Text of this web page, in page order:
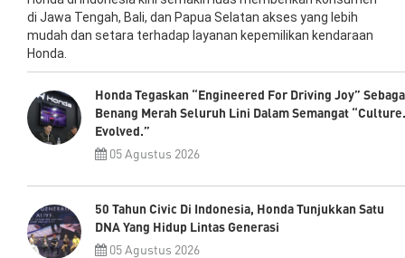
di Jawa Tengah, Bali, dan Papua Selatan akses yang lebih
mudah dan setara terhadap layanan kepemilikan kendaraan
Honda.
Honda Tegaskan “Engineered For Driving Joy”
Benang Merah Seluruh Lini Dalam Semangat “Culture.
Evolved.”
05 Agustus 2026
50 Tahun Civic Di Indonesia, Honda Tunjukkan Satu
DNA Yang Hidup Lintas Generasi
05 Agustus 2026